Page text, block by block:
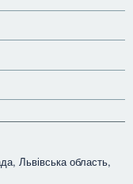
Львівська область,